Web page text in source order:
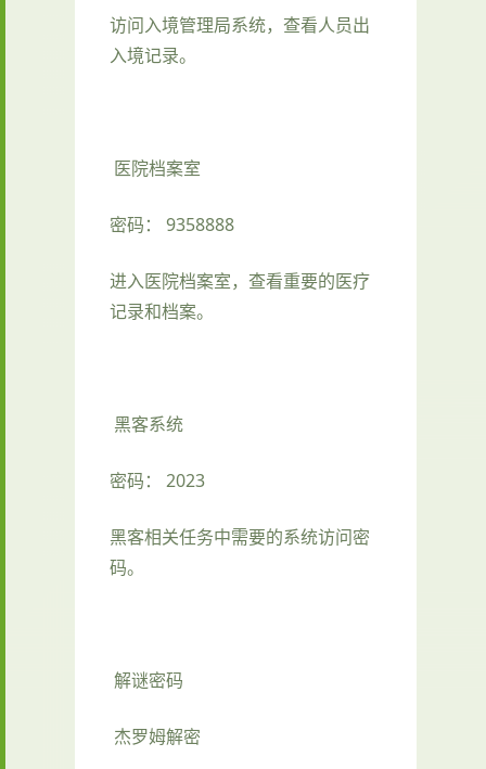
访问入境管理局系统，查看人员出
入境记录。
医院档案室
密码： 9358888
进入医院档案室，查看重要的医疗
记录和档案。
黑客系统
密码： 2023
黑客相关任务中需要的系统访问密
码。
解谜密码
杰罗姆解密